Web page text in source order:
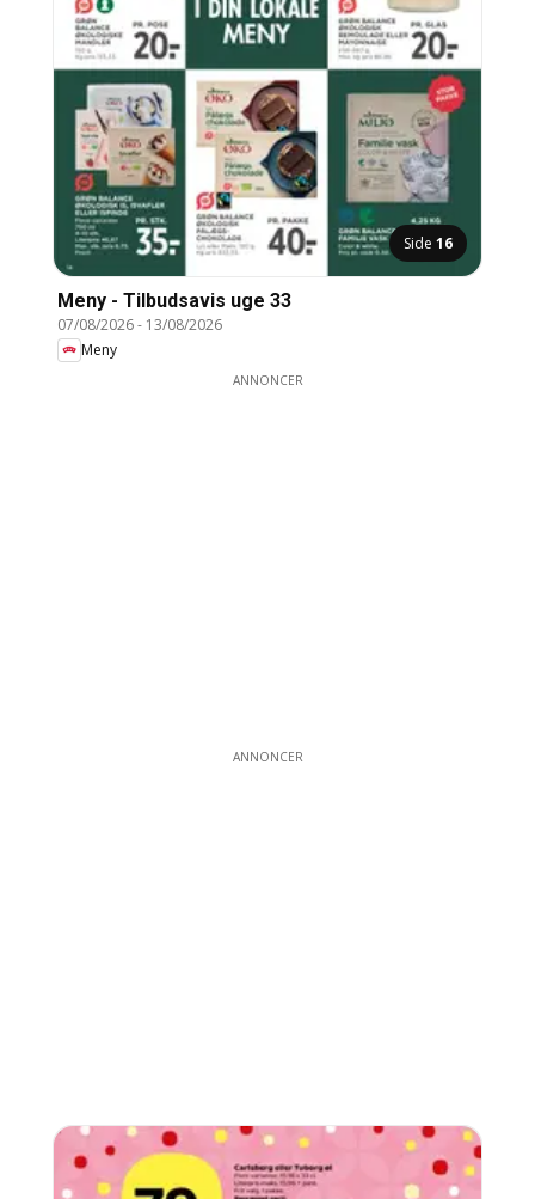
Side 16
Meny - Tilbudsavis uge 33
07/08/2026- 13/08/2026
Meny
ANNONCER
ANNONCER